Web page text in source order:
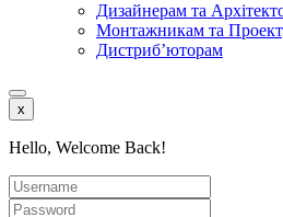
Дизайнерам та
Монтажникам та
Дистриб’юторам
x
Hello, Welcome Back!